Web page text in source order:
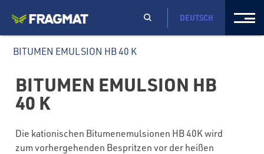
DEUTSCH
BITUMEN EMULSION HB 40 K
BITUMEN EMULSION HB
40 K
Die kationischen Bitumenemulsionen HB 40K wird
zum vorhergehenden Bespritzen vor der heißen